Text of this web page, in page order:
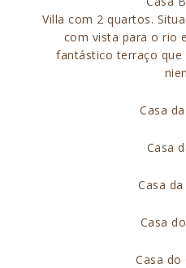
Villa com 2 quartos.
com vista para o rio
fantástico terraço que
Casa
Casa
Casa
Casa
Casa do